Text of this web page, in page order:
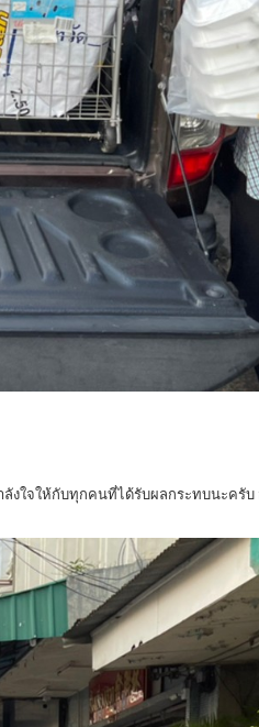
งใจให้กับทุกคนที่ได้รับผลกระทบนะครับ